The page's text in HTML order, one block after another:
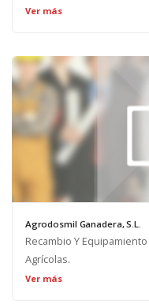
Ver más
Agrodosmil Ganadera, S.L.
Recambio Y
Agrícolas.
Ver más